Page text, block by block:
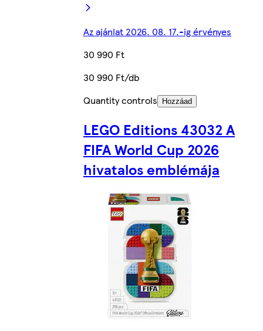
Az ajánlat 2026. 08. 17.-ig érvényes
30 990 Ft
30 990 Ft/db
Quantity controls
Hozzáad
LEGO Editions 43032 A
FIFA World Cup 2026
hivatalos emblémája